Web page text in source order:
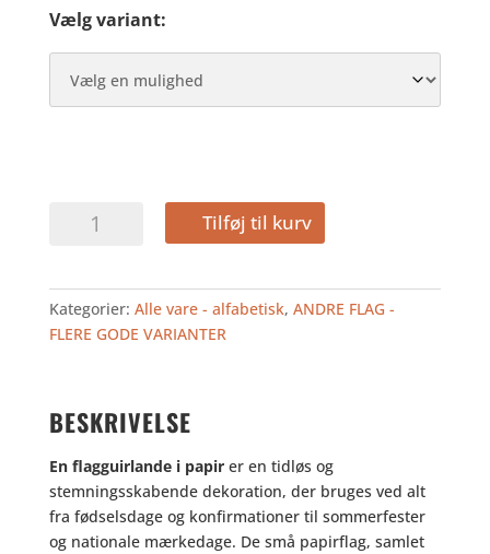
Vælg variant:
TJEKKIET
I
PAPIR
antal
Tilføj til kurv
Kategorier: Alle vare - alfabetisk, ANDRE FLAG -
FLERE GODE VARIANTER
BESKRIVELSE
En flagguirlande i papirer en tidløs og
stemningsskabende dekoration, der bruges ved alt
fra fødselsdage og konfirmationer til sommerfester
og nationale mærkedage. De små papirflag, samlet